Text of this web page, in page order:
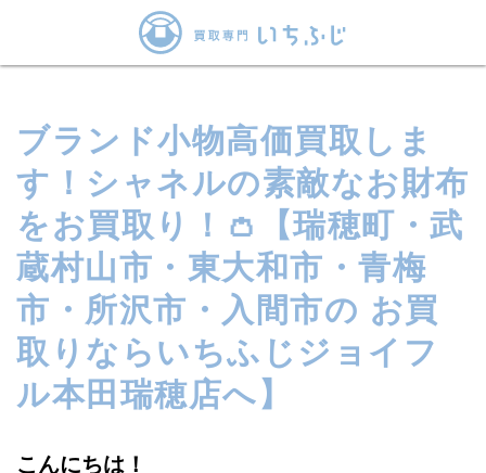
ブランド小物高価買取しま
す！シャネルの素敵なお財布
をお買取り！👛【瑞穂町・武
蔵村山市・東大和市・青梅
市・所沢市・入間市の お買
取りならいちふじジョイフ
ル本田瑞穂店へ】
こんにちは！